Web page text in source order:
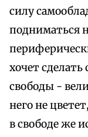
силу
подниматься
хочет сделать
свободы -
него не
в свободе же